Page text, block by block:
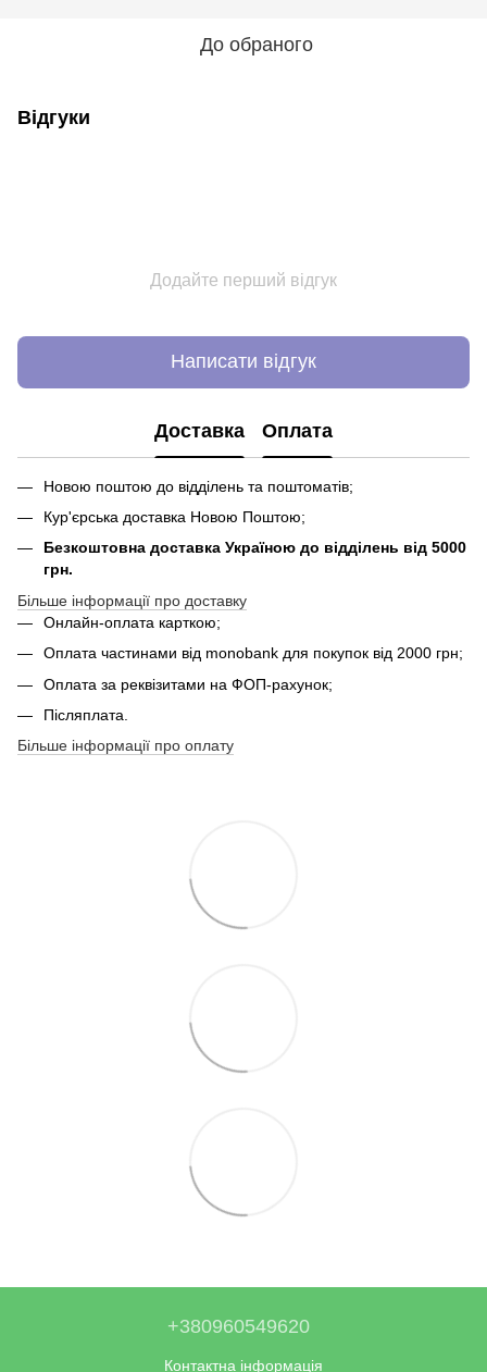
До обраного
Відгуки
Додайте перший відгук
Написати відгук
Доставка Оплата
Новою поштою до відділень та поштоматів;
Кур'єрська доставка Новою Поштою;
Безкоштовна доставка Україною до відділень від 5000
грн.
Більше інформації про доставку
Онлайн-оплата карткою;
Оплата частинами від monobank для покупок від 2000 грн;
Оплата за реквізитами на ФОП-рахунок;
Післяплата.
Більше інформації про оплату
+380960549620
Контактна інформація